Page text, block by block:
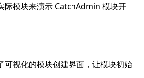
际模块来演示 CatchAdmin 模块开
可视化的模块创建界面，让模块初始